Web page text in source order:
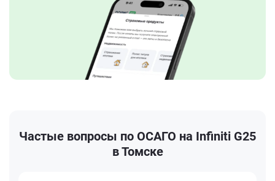
Частые вопросы по ОСАГО на Infiniti G25
в Томске